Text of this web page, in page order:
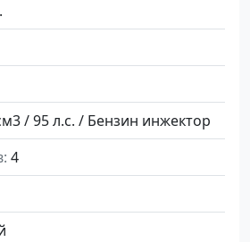
/ 95 л.с. / Бензин инжектор
4